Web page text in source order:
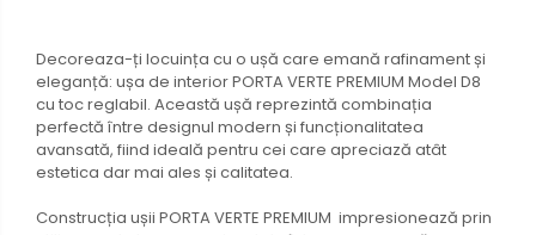
Decoreaza-ți locuința cu o ușă care emană rafinament și
eleganță: ușa de interior PORTA VERTE PREMIUM Model D8
cu toc reglabil. Această ușă reprezintă combinația
perfectă între designul modern și funcționalitatea
avansată, fiind ideală pentru cei care apreciază atât
estetica dar mai ales și calitatea.
Construcția ușii PORTA VERTE PREMIUM impresionează prin